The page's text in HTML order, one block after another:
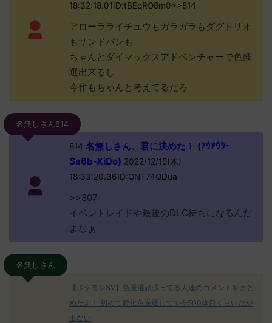
18:32:18.01ID:tBEqRO8m0>>814
アローラライチュウもガラガラもダグトリオ
もサンドパンも
ちゃんとダイマックスアドベンチャーで色厳
選出来るし
今作もちゃんと考えてるだろ
名無しさん814
814 名無しさん、君に決めた！ (ｱｳｱｳｳｰ
Sa6b-XiDo) 2022/12/15(木)
18:33:20.36ID:ONT74QDua
>>807
イベントレイドや最後のDLC待ちになるんだ
よなぁ
名無しさん
【ポケモンSV】色厳選頑張ってる人達のコメントをまと
めたよ！ 初めて孵化色厳選してて今500体目くらいだが
出ない